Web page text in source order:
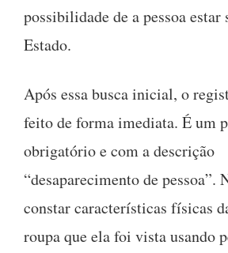
possibilidade de a pessoa estar
Estado.
Após essa busca inicial, o
feito de forma imediata. É um
obrigatório e com a descrição
“desaparecimento de pessoa”.
constar características físicas
roupa que ela foi vista usando